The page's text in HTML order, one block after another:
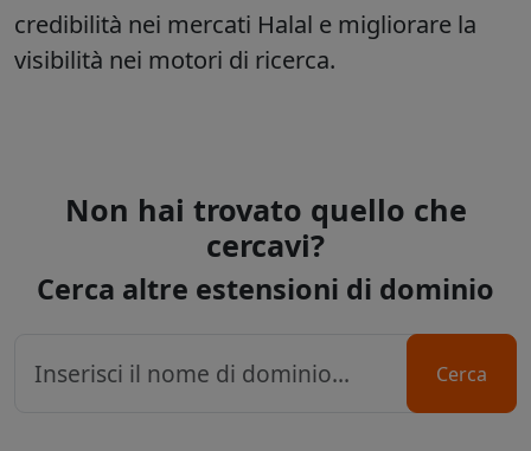
credibilità nei mercati Halal e migliorare la
visibilità nei motori di ricerca.
Non hai trovato quello che
cercavi?
Cerca altre estensioni di dominio
Cerca